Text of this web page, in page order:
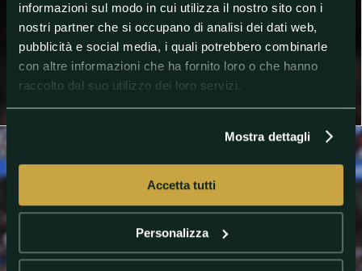
informazioni sul modo in cui utilizza il nostro sito con i
nostri partner che si occupano di analisi dei dati web,
pubblicità e social media, i quali potrebbero combinarle
con altre informazioni che ha fornito loro o che hanno
raccolto dal suo utilizzo dei loro servizi.
Mostra dettagli
Accetta tutti
Personalizza